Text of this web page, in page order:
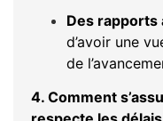
Des rapports
d’avoir une
de
4. Comment